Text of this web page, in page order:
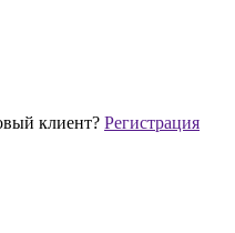
клиент? Регистрация